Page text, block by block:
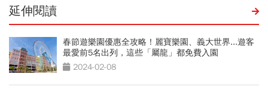
延伸閱讀
春節遊樂園優惠全攻略！麗寶樂園、義大世界...遊客
最愛前5名出列，這些「屬龍」都免費入園
2024-02-08